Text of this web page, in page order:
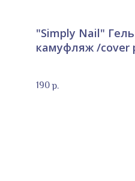
"Simply Nail"
камуфляж /cover
190р.